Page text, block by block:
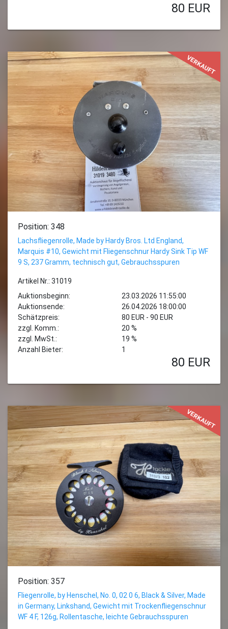
80 EUR
VERKAUFT
Position: 348
Lachsfliegenrolle, Made by Hardy Bros. Ltd England,
Marquis #10, Gewicht mit Fliegenschnur Hardy Sink Tip WF
9 S, 237 Gramm, technisch gut, Gebrauchsspuren
Artikel Nr.: 31019
Auktionsbeginn:
23.03.2026 11:55:00
Auktionsende:
26.04.2026 18:00:00
Schätzpreis:
80 EUR - 90 EUR
zzgl. Komm.:
20 %
zzgl. MwSt.:
19 %
Anzahl Bieter:
1
80 EUR
VERKAUFT
Position: 357
Fliegenrolle, by Henschel, No. 0, 02 0 6, Black & Silver, Made
in Germany, Linkshand, Gewicht mit Trockenfliegenschnur
WF 4 F, 126g, Rollentasche, leichte Gebrauchsspuren